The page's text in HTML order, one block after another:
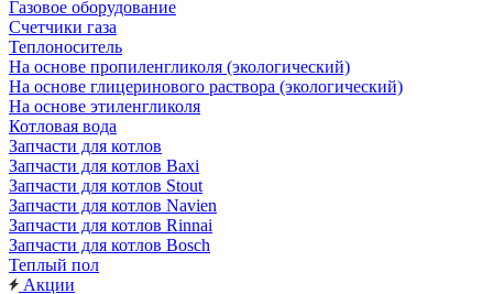
Газовое оборудование
Счетчики газа
Теплоноситель
На основе пропиленгликоля (экологический)
На основе глицеринового раствора (экологический)
На основе этиленгликоля
Котловая вода
Запчасти для котлов
Запчасти для котлов Baxi
Запчасти для котлов Stout
Запчасти для котлов Navien
Запчасти для котлов Rinnai
Запчасти для котлов Bosch
Теплый пол
Акции